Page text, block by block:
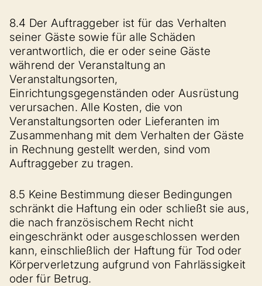
8.4 Der Auftraggeber ist für das Verhalten
seiner Gäste sowie für alle Schäden
verantwortlich, die er oder seine Gäste
während der Veranstaltung an
Veranstaltungsorten,
Einrichtungsgegenständen oder Ausrüstung
verursachen. Alle Kosten, die von
Veranstaltungsorten oder Lieferanten im
Zusammenhang mit dem Verhalten der Gäste
in Rechnung gestellt werden, sind vom
Auftraggeber zu tragen.
8.5 Keine Bestimmung dieser Bedingungen
schränkt die Haftung ein oder schließt sie aus,
die nach französischem Recht nicht
eingeschränkt oder ausgeschlossen werden
kann, einschließlich der Haftung für Tod oder
Körperverletzung aufgrund von Fahrlässigkeit
oder für Betrug.